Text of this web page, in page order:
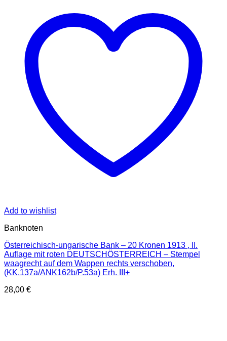
Add to wishlist
Banknoten
Österreichisch-ungarische Bank – 20 Kronen 1913 , II.
Auflage mit roten DEUTSCHÖSTERREICH – Stempel
waagrecht auf dem Wappen rechts verschoben,
(KK.137a/ANK162b/P.53a) Erh. III+
28,00 €